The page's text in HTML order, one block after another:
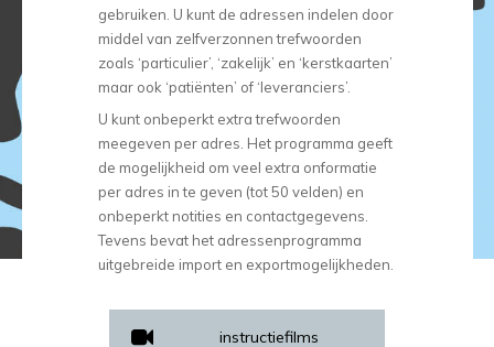
gebruiken. U kunt de adressen indelen door
middel van zelfverzonnen trefwoorden
zoals ‘particulier’, ‘zakelijk’ en ‘kerstkaarten’
maar ook ‘patiënten’ of ‘leveranciers’.
U kunt onbeperkt extra trefwoorden
meegeven per adres. Het programma geeft
de mogelijkheid om veel extra onformatie
per adres in te geven (tot 50 velden) en
onbeperkt notities en contactgegevens.
Tevens bevat het adressenprogramma
uitgebreide import en exportmogelijkheden.
instructiefilms